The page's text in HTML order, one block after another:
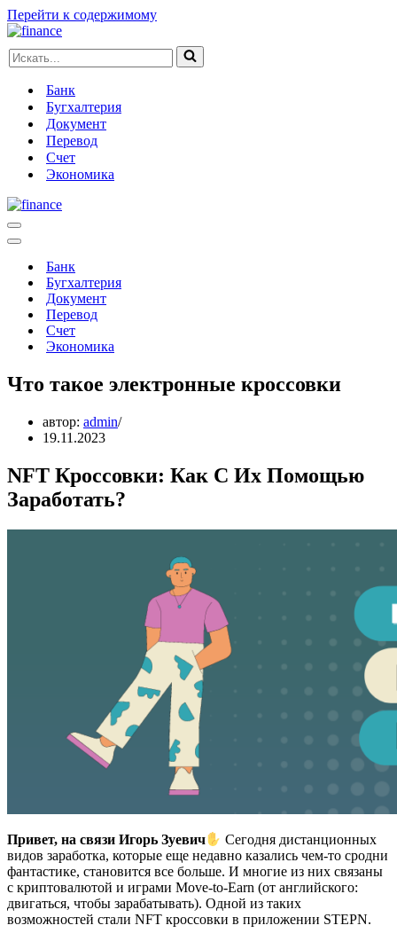
Перейти к содержимому
Искать...
Банк
Бугхалтерия
Документ
Перевод
Счет
Экономика
Меню
навигации
Меню
навигацииБанк
Бугхалтерия
Документ
Перевод
Счет
Экономика
Что такое электронные кроссовки
автор: admin
19.11.2023
NFT Кроссовки: Как С Их Помощью
Заработать?
Привет, на связи Игорь Зуевич
Сегодня дистанционных
видов заработка, которые еще недавно казались чем-то сродни
фантастике, становится все больше. И многие из них связаны
с криптовалютой и играми Move-to-Earn (от английского:
двигаться, чтобы зарабатывать). Одной из таких
возможностей стали NFT кроссовки в приложении STEPN.